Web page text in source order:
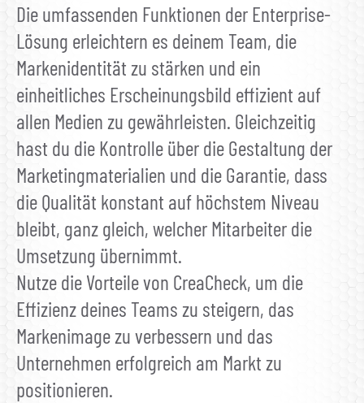
Die umfassenden Funktionen der Enterprise-
Lösung erleichtern es deinem Team, die
Markenidentität zu stärken und ein
einheitliches Erscheinungsbild effizient auf
allen Medien zu gewährleisten. Gleichzeitig
hast du die Kontrolle über die Gestaltung der
Marketingmaterialien und die Garantie, dass
die Qualität konstant auf höchstem Niveau
bleibt, ganz gleich, welcher Mitarbeiter die
Umsetzung übernimmt.
Nutze die Vorteile von CreaCheck, um die
Effizienz deines Teams zu steigern, das
Markenimage zu verbessern und das
Unternehmen erfolgreich am Markt zu
positionieren.